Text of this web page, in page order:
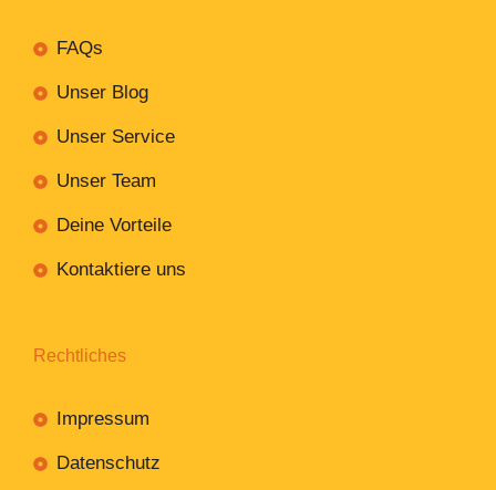
FAQs
Unser Blog
Unser Service
Unser Team
Deine Vorteile
Kontaktiere uns
Rechtliches
Impressum
Datenschutz